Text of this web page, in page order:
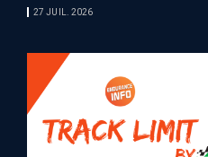
27 JUIL. 2026